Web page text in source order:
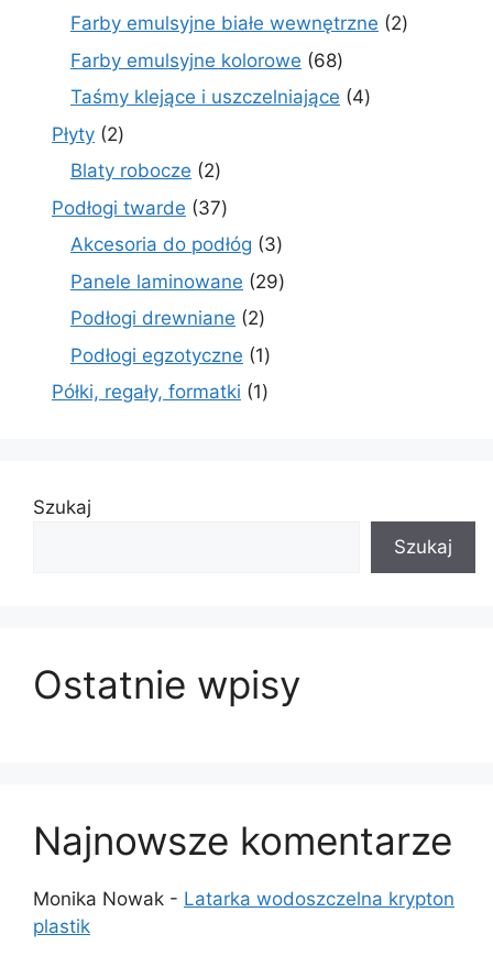
produktów
Farby emulsyjne białe wewnętrzne 22
Farby emulsyjne kolorowe 6868
produktów
Taśmy klejące i uszczelniające 44
Płyty 22
produkty
Blaty robocze 22
produkty
Podłogi twarde 3737
produktów
Akcesoria do podłóg 33
produkty
Panele laminowane 2929
Podłogi drewniane 22
produkty
Podłogi egzotyczne 11
produkt
Półki, regały, formatki 11
Szukaj
Szukaj
Ostatnie wpisy
Najnowsze komentarze
Monika Nowak - Latarka wodoszczelna krypton
plastik